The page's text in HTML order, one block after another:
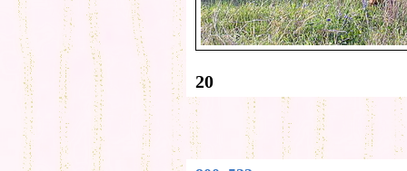
20